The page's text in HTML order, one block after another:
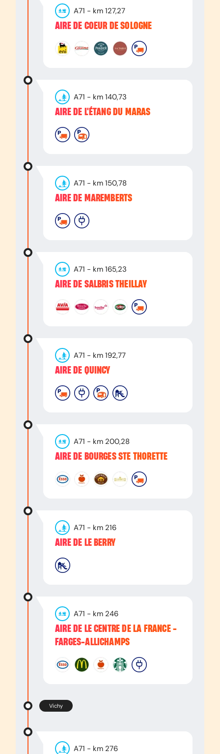
A71 - km 127,27
AIRE DE COEUR DE SOLOGNE
A71 - km 140,73
AIRE DE L'ÉTANG DU MARAS
A71 - km 150,78
AIRE DE MAREMBERTS
A71 - km 165,23
AIRE DE SALBRIS THEILLAY
A71 - km 192,77
AIRE DE QUINCY
A71 - km 200,28
AIRE DE BOURGES STE THORETTE
A71 - km 216
AIRE DE LE BERRY
A71 - km 246
AIRE DE LE CENTRE DE LA FRANCE -
FARGES-ALLICHAMPS
Vichy
A71 - km 276